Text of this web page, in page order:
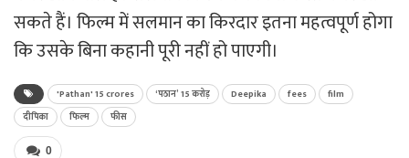
सकते हैं। फिल्म में सलमान का किरदार इतना महत्वपूर्ण होगा
कि उसके बिना कहानी पूरी नहीं हो पाएगी।
'Pathan' 15 crores ‘पठान’ 15 करोड़ Deepika fees
film
दीपिका
फिल्म फीस
0